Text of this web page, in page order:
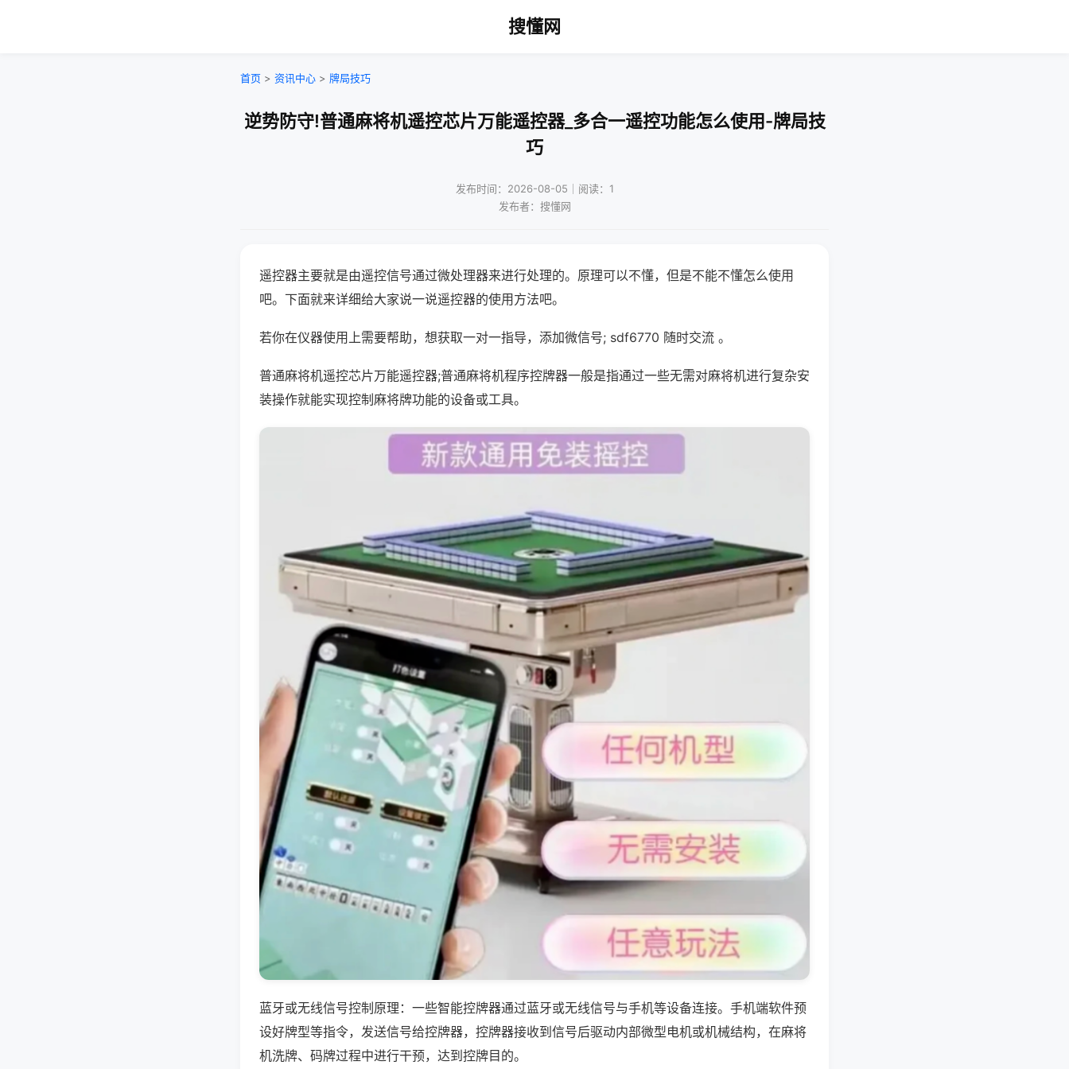
搜懂网
首页 > 资讯中心 > 牌局技巧
逆势防守!普通麻将机遥控芯片万能遥控器_多合一遥控功能怎么使用-牌局技
巧
发布时间：2026-08-05｜阅读：1
发布者：搜懂网
遥控器主要就是由遥控信号通过微处理器来进行处理的。原理可以不懂，但是不能不懂怎么使用
吧。下面就来详细给大家说一说遥控器的使用方法吧。
若你在仪器使用上需要帮助，想获取一对一指导，添加微信号; sdf6770 随时交流 。
普通麻将机遥控芯片万能遥控器;普通麻将机程序控牌器一般是指通过一些无需对麻将机进行复杂安
装操作就能实现控制麻将牌功能的设备或工具。
蓝牙或无线信号控制原理：一些智能控牌器通过蓝牙或无线信号与手机等设备连接。手机端软件预
设好牌型等指令，发送信号给控牌器，控牌器接收到信号后驱动内部微型电机或机械结构，在麻将
机洗牌、码牌过程中进行干预，达到控牌目的。